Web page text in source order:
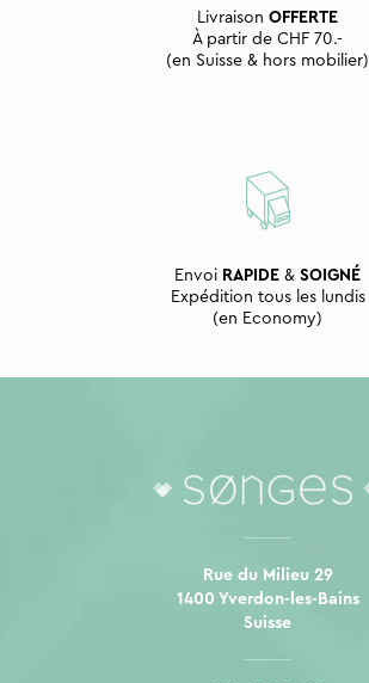
Livraison OFFERTE
À partir de CHF 70.-
(en Suisse & hors mobilier)
Envoi RAPIDE & SOIGNÉ
Expédition tous les lundis
(en Economy)
Rue du Milieu 29
1400 Yverdon-les-Bains
Suisse